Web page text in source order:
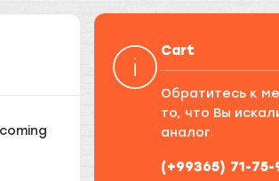
coming
Cart
Обратитесь к
то, что Вы
аналог.
(+99365) 71-75-